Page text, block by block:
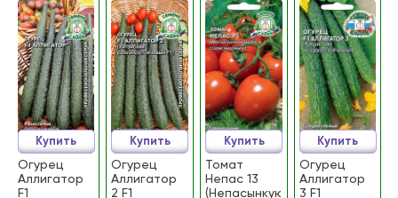
Огурец
Аллигатор
F1
Купить
Огурец
Аллигатор
2 F1
Купить
Томат
Непас 13
(Непасынкующийся
Купить
Огурец
Аллигатор
3 F1
Купить